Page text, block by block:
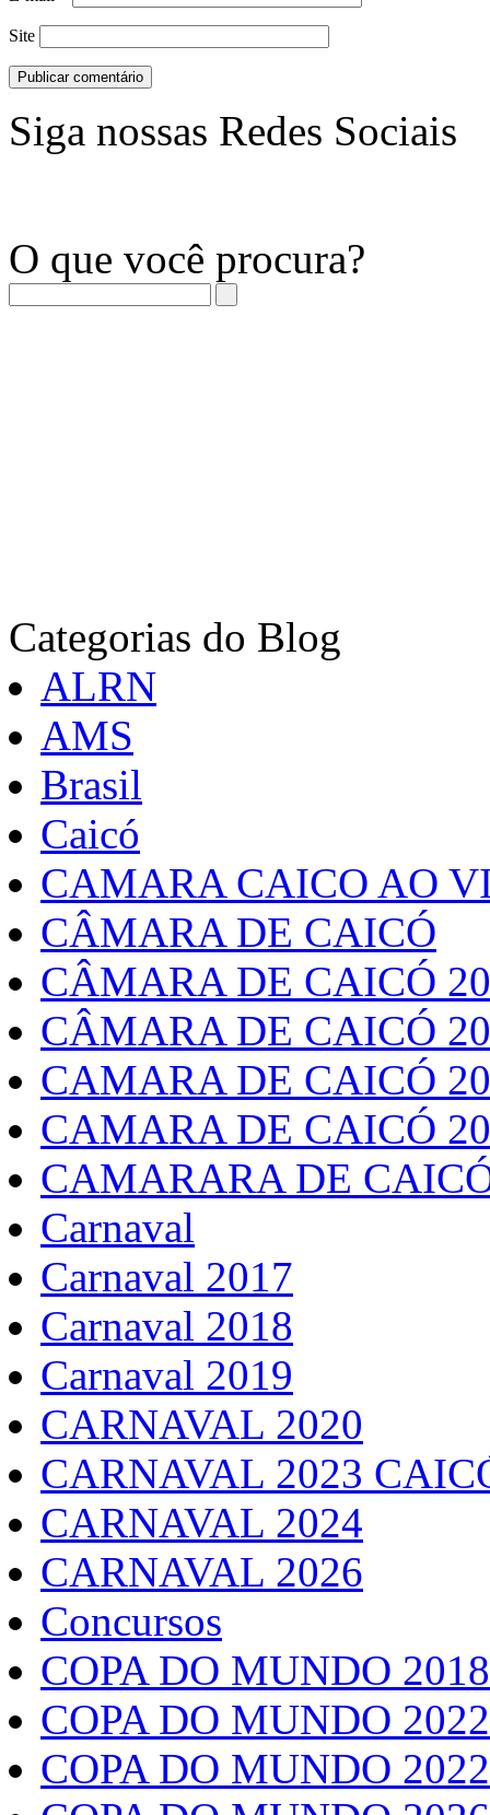
Site
Siga nossas Redes Sociais
O que você procura?
Categorias do Blog
ALRN
AMS
Brasil
Caicó
CAMARA CAICO AO
CÂMARA DE CAICÓ
CÂMARA DE CAICÓ
CÂMARA DE CAICÓ
CAMARA DE CAICÓ
CAMARA DE CAICÓ
CAMARARA DE
Carnaval
Carnaval 2017
Carnaval 2018
Carnaval 2019
CARNAVAL 2020
CARNAVAL 2023
CARNAVAL 2024
CARNAVAL 2026
Concursos
COPA DO MUNDO 2018
COPA DO MUNDO 2022
COPA DO MUNDO